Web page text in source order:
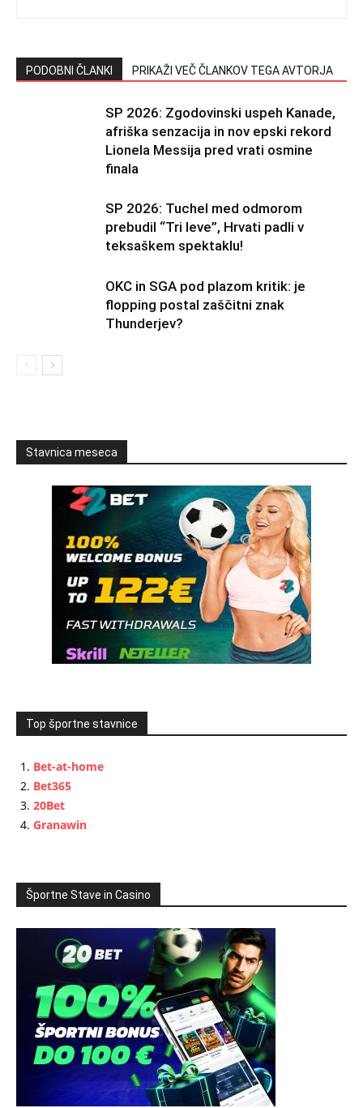
PODOBNI ČLANKI PRIKAŽI VEČ ČLANKOV TEGA AVTORJA
SP 2026: Zgodovinski uspeh Kanade,
afriška senzacija in nov epski rekord
Lionela Messija pred vrati osmine
finala
SP 2026: Tuchel med odmorom
prebudil “Tri leve”, Hrvati padli v
teksaškem spektaklu!
OKC in SGA pod plazom kritik: je
flopping postal zaščitni znak
Thunderjev?
Stavnica meseca
Top športne stavnice
Bet-at-home
Bet365
20Bet
Granawin
Športne Stave in Casino